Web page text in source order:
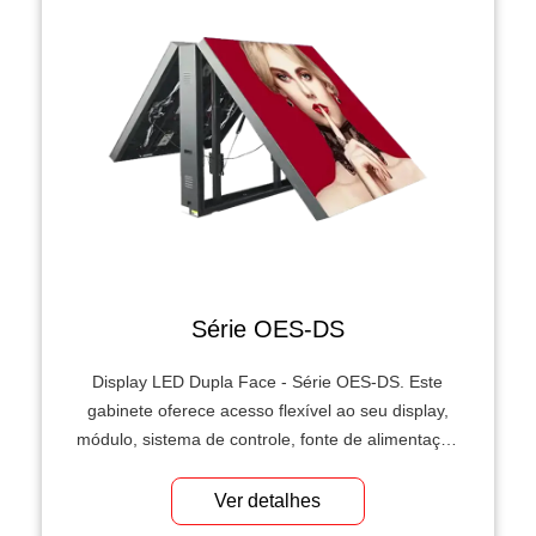
Série OES-DS
Display LED Dupla Face - Série OES-DS. Este
gabinete oferece acesso flexível ao seu display,
módulo, sistema de controle, fonte de alimentação
ser feito pela parte frontal. Facilita a manutenção
e ajuda a aproveitar ao máximo o espaço de
Ver detalhes